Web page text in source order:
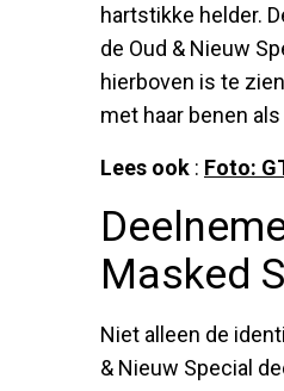
hartstikke helder.
de Oud & Nieuw
hierboven is te
met haar benen
Lees ook : Foto:
Masked
Niet alleen de
& Nieuw Special